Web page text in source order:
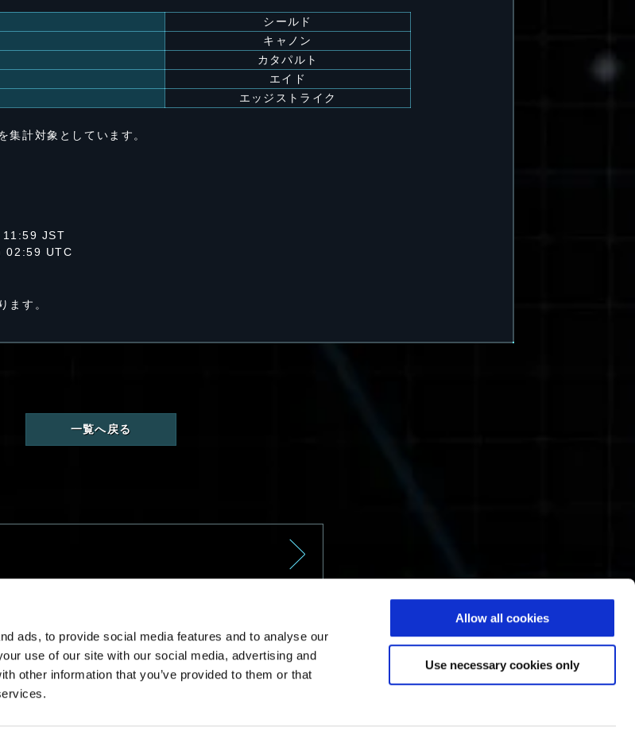
ads, to provide social media features and to analyse our
use of our site with our social media, advertising and
other information that you’ve provided to them or that
Allow all cookies
Use necessary cookies only
シールド
キャノン
カタパルト
エイド
エッジストライク
計対象としています。
JST
02:59 UTC
ます。
一覧へ戻る